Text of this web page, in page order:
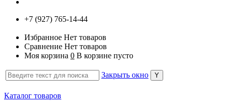
+7 (927) 765-14-44
Избранное Нет товаров
Сравнение Нет товаров
Моя корзина 0 В корзине пусто
Закрыть окно
Каталог товаров